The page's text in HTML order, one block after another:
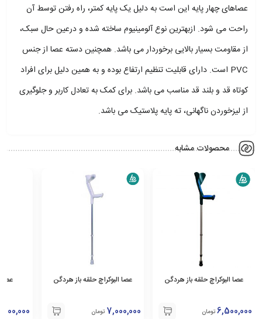
عصاهای چهار پایه این است به دلیل یک پایه کمتر، راه رفتن توسط آن
راحت می شود. ازبهترین نوع آلومینیوم ساخته شده و درعین حال سبک،
از مقاومت بسیار بالایی برخوردار می باشد. همچنین دسته عصا از جنس
PVC است. دارای قابلیت تنظیم ارتفاع بوده و به همین دلیل برای افراد
کوتاه قد و بلند قد مناسب می باشد. برای کمک به تعادل کاربر و جلوگیری
از لیزخوردن ناگهانی، ته پایه پلاستیک می باشد.
محصولات مشابه
عصا البوکراچ حلقه باز هردگن
6,500,000 تومان
عصا البوکراچ حلقه باز هردگن
7,000,000 تومان
عصا